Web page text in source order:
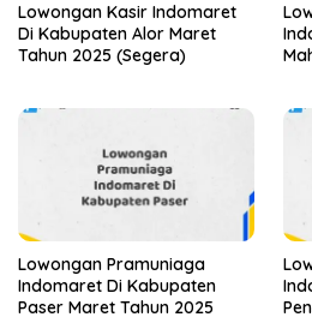
Lowongan Kasir Indomaret
Di Kabupaten Alor Maret
Tahun 2025 (Segera)
Lowongan Pramuniaga
Indomaret Di Kabupaten
Paser Maret Tahun 2025